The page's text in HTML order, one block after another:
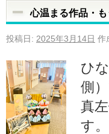
心温まる作品・も
投稿日: 2025年3月14日 作
ひ
側
真
す